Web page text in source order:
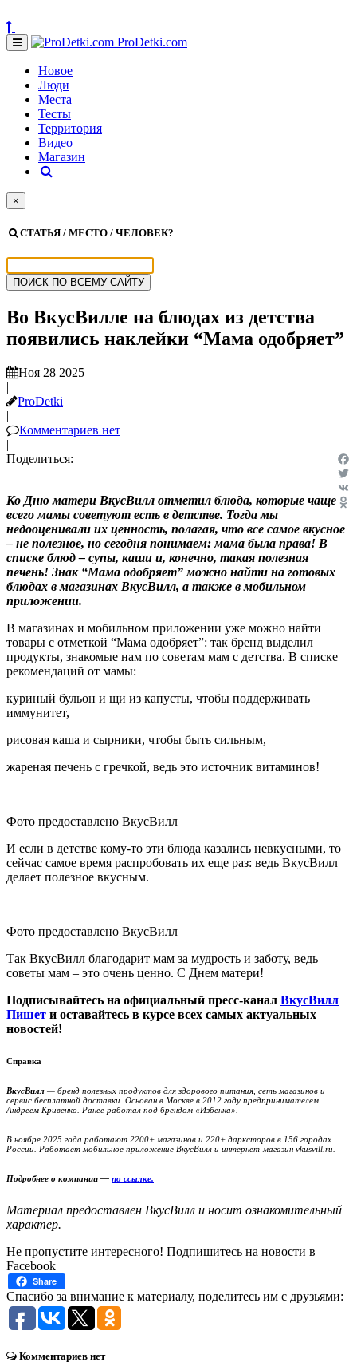
ProDetki.com
Новое
Люди
Места
Тесты
Территория
Видео
Магазин
×
СТАТЬЯ / МЕСТО / ЧЕЛОВЕК?
Во ВкусВилле на блюдах из детства
появились наклейки “Мама одобряет”
Ноя 28 2025
|
ProDetki
|
Комментариев нет
|
Поделиться:
VK
Ко Дню матери ВкусВилл отметил блюда, которые чаще
всего мамы советуют есть в детстве. Тогда мы
недооценивали их ценность, полагая, что все самое вкусное
– не полезное, но сегодня понимаем: мама была права! В
списке блюд – супы, каши и, конечно, такая полезная
печень! Знак “Мама одобряет” можно найти на готовых
блюдах в магазинах ВкусВилл, а также в мобильном
приложении.
В магазинах и мобильном приложении уже можно найти
товары с отметкой “Мама одобряет”: так бренд выделил
продукты, знакомые нам по советам мам с детства. В списке
рекомендаций от мамы:
куриный бульон и щи из капусты, чтобы поддерживать
иммунитет,
рисовая каша и сырники, чтобы быть сильным,
жареная печень с гречкой, ведь это источник витаминов!
Фото предоставлено ВкусВилл
И если в детстве кому-то эти блюда казались невкусными, то
сейчас самое время распробовать их еще раз: ведь ВкусВилл
делает полезное вкусным.
Фото предоставлено ВкусВилл
Так ВкусВилл благодарит мам за мудрость и заботу, ведь
советы мам – это очень ценно. С Днем матери!
Подписывайтесь на официальный пресс-канал ВкусВилл
Пишет и оставайтесь в курсе всех самых актуальных
новостей!
Справка
ВкусВилл — бренд полезных продуктов для здорового питания, сеть магазинов и
сервис бесплатной доставки. Основан в Москве в 2012 году предпринимателем
Андреем Кривенко. Ранее работал под брендом «Избёнка».
В ноябре 2025 года работают 2200+ магазинов и 220+ дарксторов в 156 городах
России. Работает мобильное приложение ВкусВилл и интернет-магазин vkusvill.ru.
Подробнее о компании — по ссылке.
Материал предоставлен ВкусВилл и носит ознакомительный
характер.
Не пропустите интересного! Подпишитесь на новости в
Facebook
Share
Спасибо за внимание к материалу, поделитесь им с друзьями:
Комментариев нет